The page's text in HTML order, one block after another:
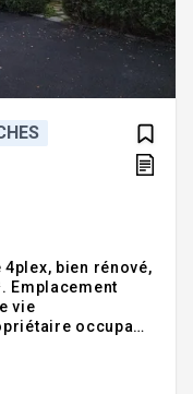
bien rénové,
Emplacement
vie
occupant,
moderne, se